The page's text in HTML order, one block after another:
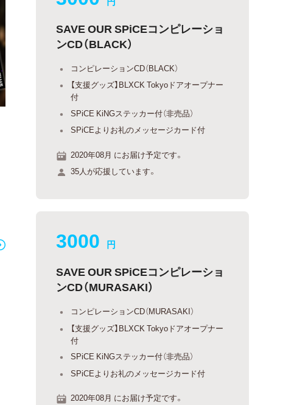
SAVE OUR SPiCEコンピレーショ
ンCD（BLACK）
コンピレーションCD（BLACK）
【支援グッズ】BLXCK Tokyoドアオープナー
付
SPiCE KiNGステッカー付（非売品）
SPiCEよりお礼のメッセージカード付
2020年08月 にお届け予定です。
35人が応援しています。
3000 円
SAVE OUR SPiCEコンピレーショ
ンCD（MURASAKI）
コンピレーションCD（MURASAKI）
【支援グッズ】BLXCK Tokyoドアオープナー
付
SPiCE KiNGステッカー付（非売品）
SPiCEよりお礼のメッセージカード付
2020年08月 にお届け予定です。